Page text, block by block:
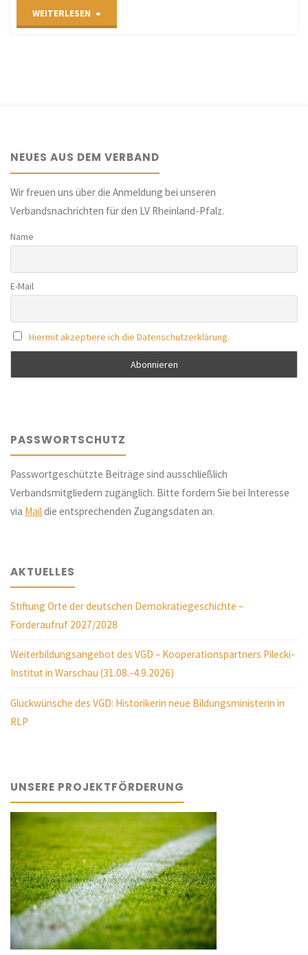
WEITERLESEN
Ausstellung:
„Hildegard
von
Bingen
und
Barbarossa
Fiktionen“(Historisches
Museum
NEUES AUS DEM VERBAND
Wir freuen uns über die Anmeldung bei unseren
Verbandsnachrichten für den LV Rheinland-Pfalz.
Name
E-Mail
Hiermit akzeptiere ich die Datenschutzerklärung.
PASSWORTSCHUTZ
Passwortgeschützte Beiträge sind ausschließlich
Verbandsmitgliedern zugänglich. Bitte fordern Sie bei Interesse
via Maildie entsprechenden Zugangsdaten an.
AKTUELLES
Stiftung Orte der deutschen Demokratiegeschichte –
Förderaufruf 2027/2028
Weiterbildungsangebot des VGD – Kooperationspartners Pilecki-
Institut in Warschau (31.08.-4.9.2026)
Glückwünsche des VGD: Historikerin neue Bildungsministerin in
RLP
UNSERE PROJEKTFÖRDERUNG